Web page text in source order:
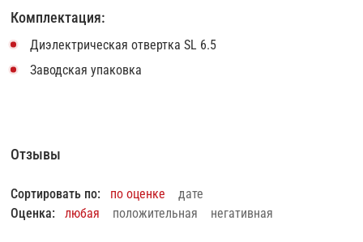
Комплектация:
Диэлектрическая отвертка SL 6.5
Заводская упаковка
Отзывы
Сортировать по: по оценке
дате
Оценка:
любая положительная негативная